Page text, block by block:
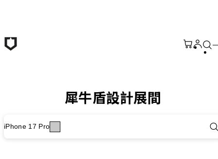
犀牛盾設計展間
iPhone 17 Pro